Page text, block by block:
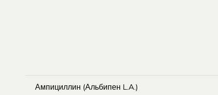
Ампициллин (Альбипен L.A.)